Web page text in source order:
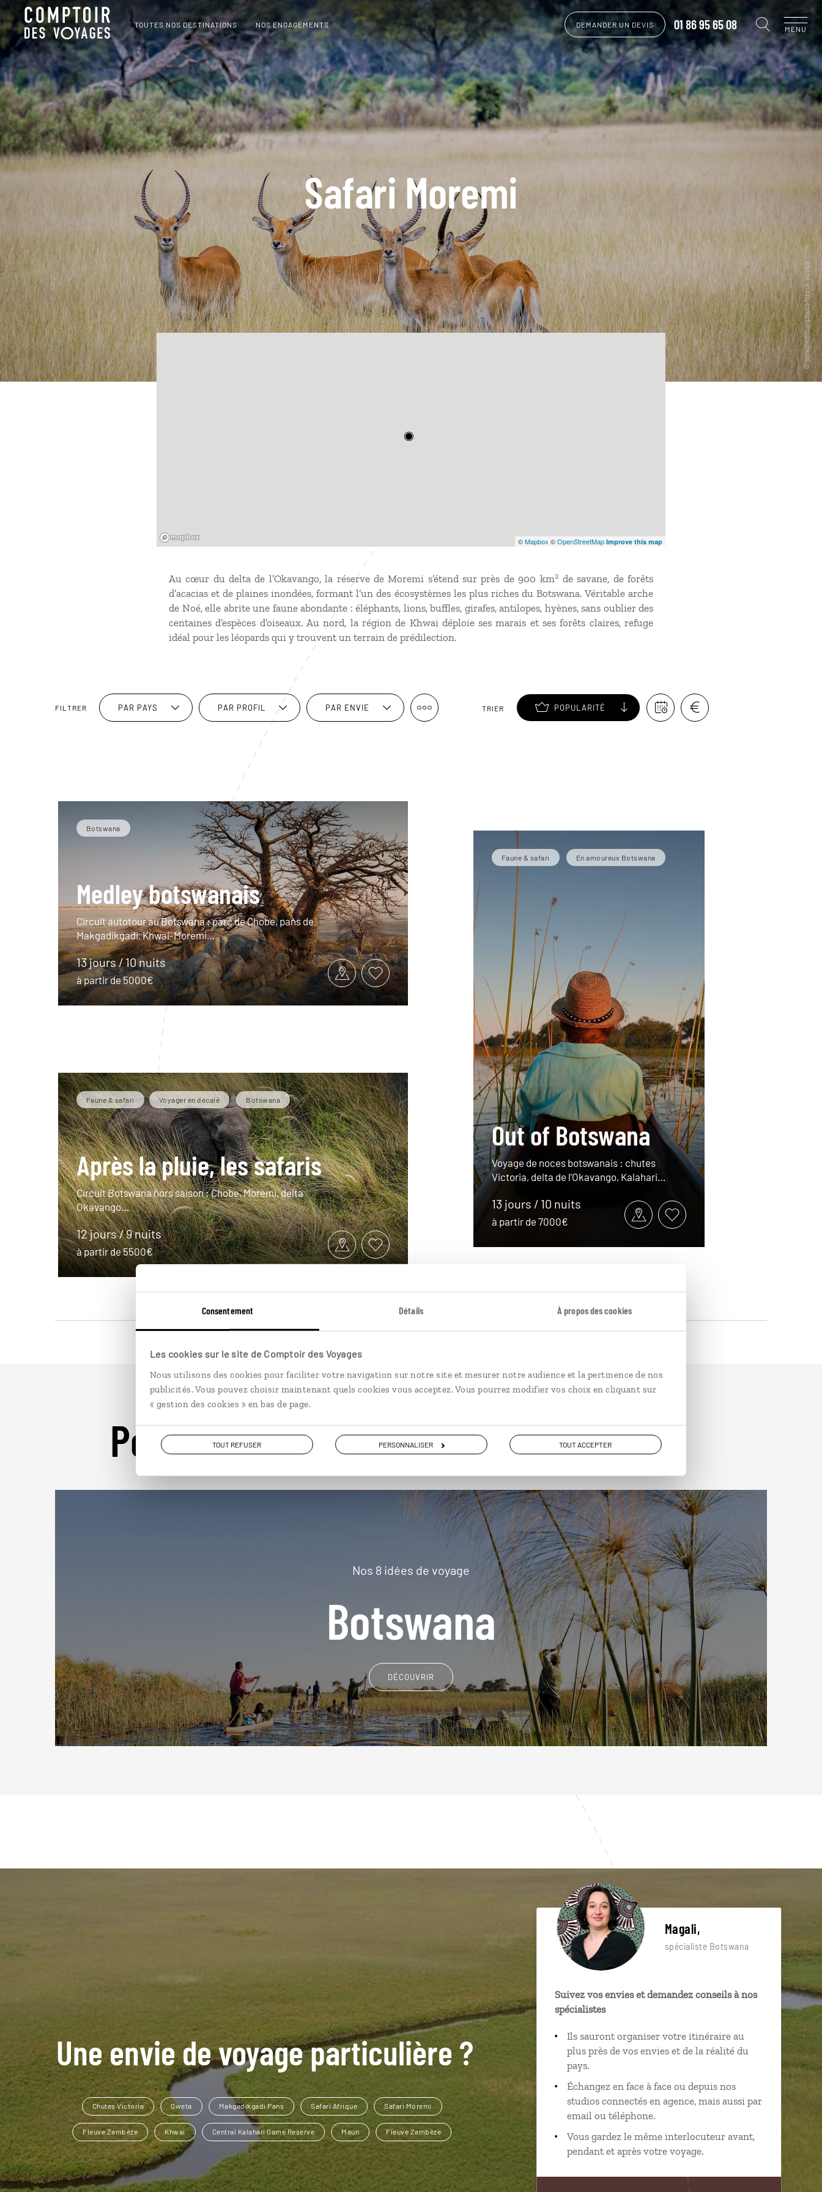
Consentement Détails À propos des cookies
Les cookies sur le site de Comptoir des Voyages
Nous utilisons des cookies pour faciliter votre navigation sur notre site et mesurer notre audience et la pertinence de nos
publicités. Vous pouvez choisir maintenant quels cookies vous acceptez. Vous pourrez modifier vos choix en cliquant sur
« gestion des cookies » en bas de page.
TOUT REFUSER PERSONNALISER TOUT ACCEPTER
TOUTES NOS DESTINATIONS NOS ENGAGEMENTS DEMANDER UN DEVIS 01 86 95 65 08 MENU
Safari Moremi
©Mapbox ©OpenStreetMap Improve this map
Au cœur du delta de l’Okavango, la réserve de Moremi s’étend sur près de 900 km2 de savane, de forêts
d’acacias et de plaines inondées, formant l’un des écosystèmes les plus riches du Botswana. Véritable arche
de Noé, elle abrite une faune abondante : éléphants, lions, buffles, girafes, antilopes, hyènes, sans oublier des
centaines d’espèces d’oiseaux. Au nord, la région de Khwai déploie ses marais et ses forêts claires, refuge
idéal pour les léopards qui y trouvent un terrain de prédilection.
FILTRER PAR PAYS PAR PROFIL PAR ENVIE TRIER POPULARITÉ
Botswana
Medley botswanais
Circuit autotour au Botswana : parc de Chobe, pans de
Makgadikgadi, Khwai-Moremi…
13 jours / 10 nuits
à partir de 5000€
Faune & safari Voyager en décalé Botswana
Après la pluie, les safaris
Circuit Botswana hors saison : Chobe, Moremi, delta
Okavango…
12 jours / 9 nuits
à partir de 5500€
Faune & safari En amoureux Botswana
Out of Botswana
Voyage de noces botswanais : chutes
Victoria, delta de l’Okavango, Kalahari…
13 jours / 10 nuits
à partir de 7000€
Pour aller plus loin
Nos 8 idées de voyage
Botswana
DÉCOUVRIR
Une envie de voyage particulière ?
Chutes Victoria Gweta Makgadikgadi Pans Safari Afrique Safari Moremi
Fleuve Zambèze Khwai Central Kalahari Game Reserve Maun Fleuve Zambèze
Magali,
spécialiste Botswana
Suivez vos envies et demandez conseils à nos
spécialistes
Ils sauront organiser votre itinéraire au
plus près de vos envies et de la réalité du
pays.
Échangez en face à face ou depuis nos
studios connectés en agence, mais aussi par
email ou téléphone.
Vous gardez le même interlocuteur avant,
pendant et après votre voyage.